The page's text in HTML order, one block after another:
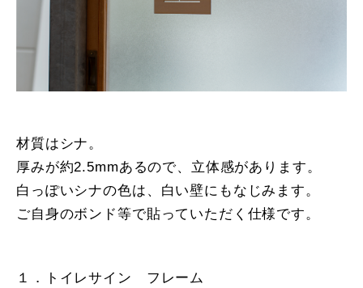
材質はシナ。
厚みが約2.5mmあるので、立体感があります。
白っぽいシナの色は、白い壁にもなじみます。
ご自身のボンド等で貼っていただく仕様です。
１．トイレサイン フレーム